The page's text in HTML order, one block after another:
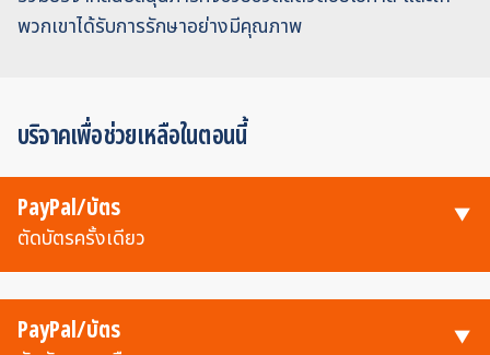
พวกเขาได้รับการรักษาอย่างมีคุณภาพ
บริจาคเพื่อช่วยเหลือในตอนนี้
PayPal/บัตร
ตัดบัตรครั้งเดียว
PayPal/บัตร